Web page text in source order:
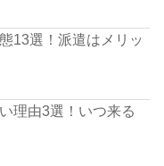
13選！派遣はメリッ
理由3選！いつ来る